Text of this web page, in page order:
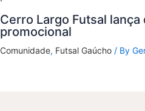
Cerro Largo Futsal lança
promocional
Comunidade, Futsal Gaúcho / By